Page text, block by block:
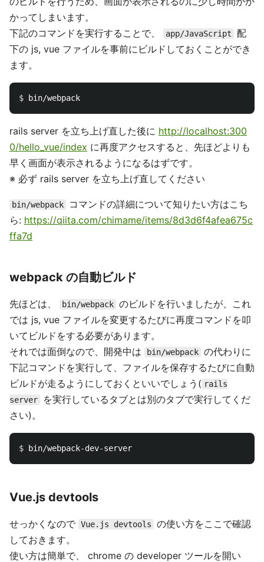
かってしまいます。
下記のコマンドを実行することで、
app/JavaScript
配
下の js, vue ファイルを事前にビルドしておくことができ
ます。
$
rails server を立ち上げ直した後に http://localhost:300
0/hello_vue/index に再度アクセスすると、先ほどよりも
早く画面が表示されるようになるはずです。
※ 必ず rails server を立ち上げ直してください
bin/webpack
コマンドの詳細について知りたい方はこち
ら: https://qiita.com/chimame/items/8d3d6f4afea675c
ffa7d
webpack の自動ビルド
先ほどは、 bin/webpack のビルドを行いましたが、これ
では js, vue ファイルを変更するたびに再度コマンドを叩
いてビルドをする必要があります。
それでは面倒なので、開発中は
bin/webpack の代わりに
下記コマンドを実行して、ファイルを保存するたびに自動
ビルドが走るようにしておくといいでしょう( rails
server
を実行しているタブとは別のタブで実行してくだ
さい)。
$
Vue.js devtools
せっかくなので Vue.js devtools
の使い方をここで確認
しておきます。
使い方は簡単で、 chrome の developer ツールを開い